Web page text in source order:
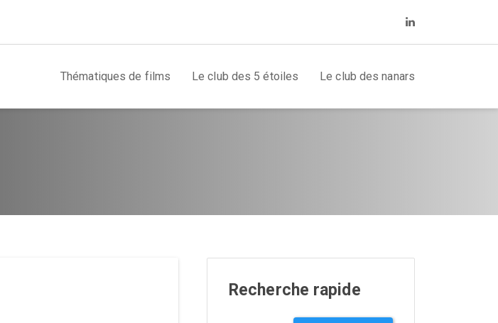
Thématiques de films Le club des 5 étoiles Le club des nanars
Recherche rapide